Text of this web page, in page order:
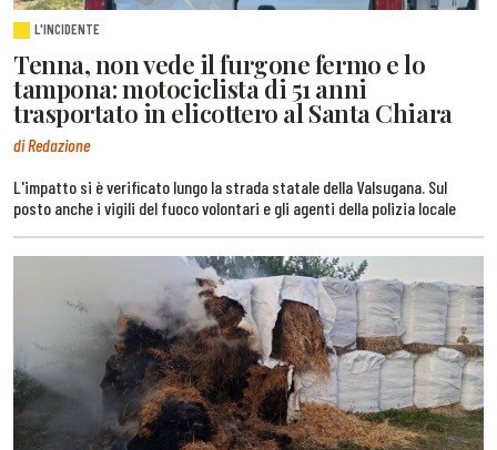
L'INCIDENTE
Tenna, non vede il furgone fermo e lo
tampona: motociclista di 51 anni
trasportato in elicottero al Santa Chiara
di Redazione
L'impatto si è verificato lungo la strada statale della Valsugana. Sul
posto anche i vigili del fuoco volontari e gli agenti della polizia locale